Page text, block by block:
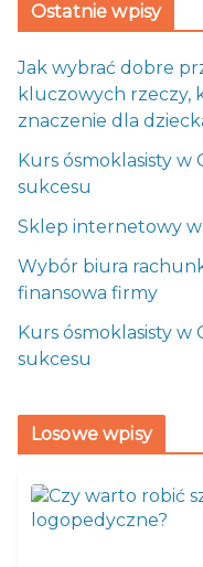
Ostatnie wpisy
Jak wybrać dobre
kluczowych rzeczy,
znaczenie dla
Kurs ósmoklasisty
sukcesu
Sklep internetowy w
Wybór biura
finansowa firmy
Kurs ósmoklasisty
sukcesu
Losowe wpisy